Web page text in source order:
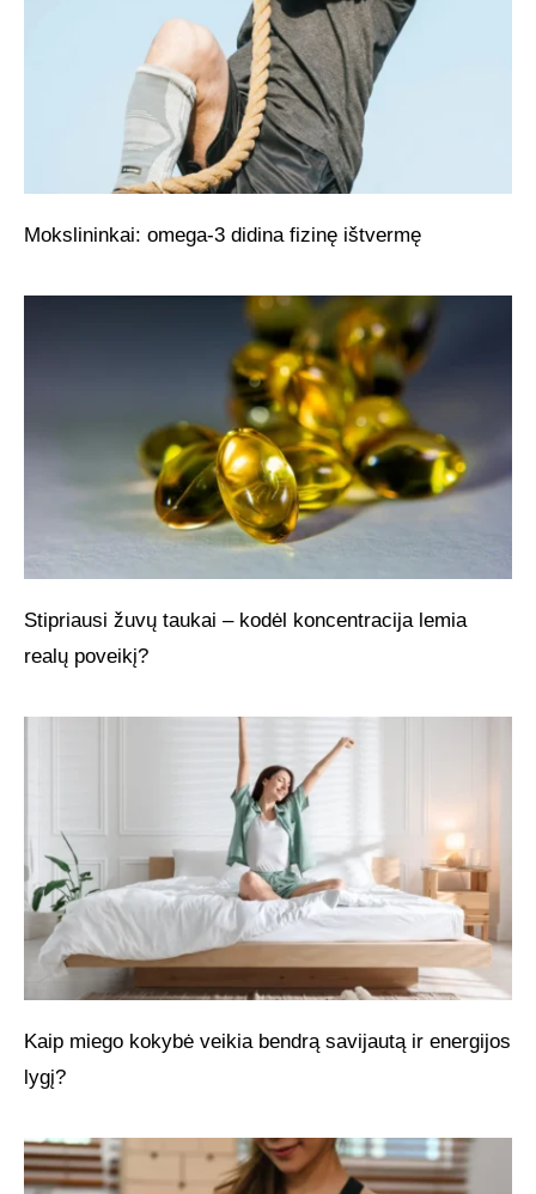
Mokslininkai: omega-3 didina fizinę ištvermę
Stipriausi žuvų taukai – kodėl koncentracija lemia
realų poveikį?
Kaip miego kokybė veikia bendrą savijautą ir energijos
lygį?